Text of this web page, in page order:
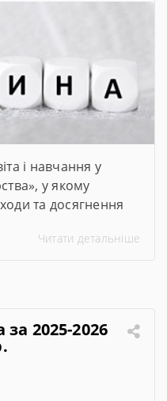
і навчання у
у якому
та досягнення
Читати детальніше
2025-2026